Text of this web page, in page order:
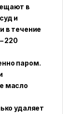
в
и
в течение
220
паром.
масло
удаляет